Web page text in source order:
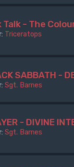
Talk - The
Triceratops
SABBATH -
Sgt. Barnes
- DIVINE
Sgt. Barnes